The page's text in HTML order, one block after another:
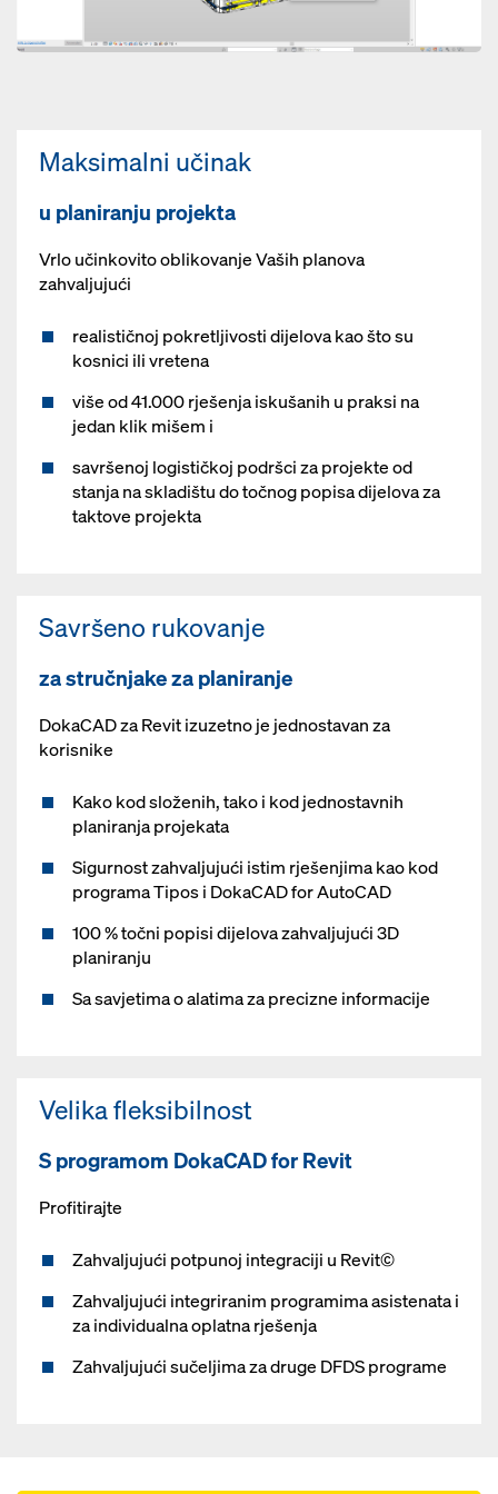
Maksimalni učinak
u planiranju projekta
Vrlo učinkovito oblikovanje Vaših planova
zahvaljujući
realističnoj pokretljivosti dijelova kao što su
kosnici ili vretena
više od 41.000 rješenja iskušanih u praksi na
jedan klik mišem i
savršenoj logističkoj podršci za projekte od
stanja na skladištu do točnog popisa dijelova za
taktove projekta
Savršeno rukovanje
za stručnjake za planiranje
DokaCAD za Revit izuzetno je jednostavan za
korisnike
Kako kod složenih, tako i kod jednostavnih
planiranja projekata
Sigurnost zahvaljujući istim rješenjima kao kod
programa Tipos i DokaCAD for AutoCAD
100 % točni popisi dijelova zahvaljujući 3D
planiranju
Sa savjetima o alatima za precizne informacije
Velika fleksibilnost
S programom DokaCAD for Revit
Profitirajte
Zahvaljujući potpunoj integraciji u Revit©
Zahvaljujući integriranim programima asistenata i
za individualna oplatna rješenja
Zahvaljujući sučeljima za druge DFDS programe